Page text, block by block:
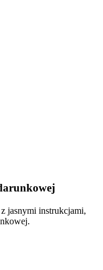
jasnymi instrukcjami,